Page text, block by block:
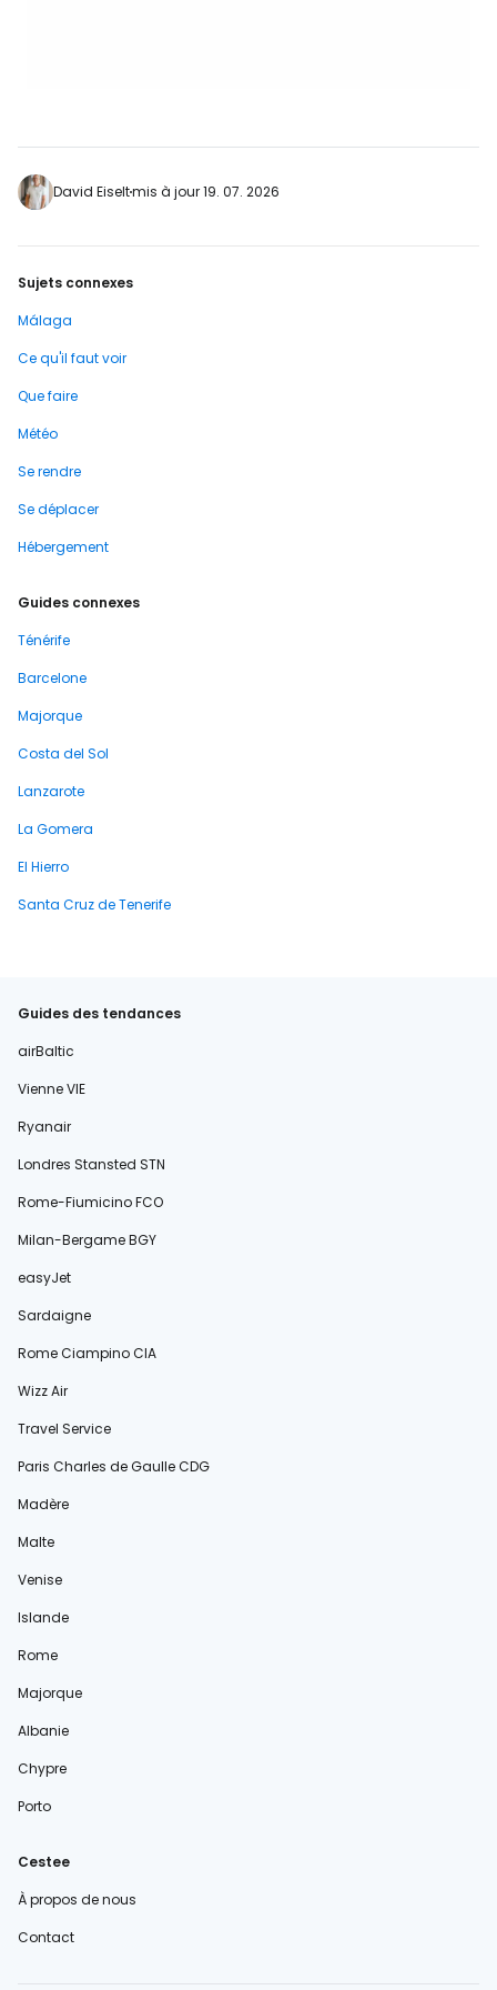
David Eiseltmis à jour 19. 07. 2026
Sujets connexes
Málaga
Ce qu'il faut voir
Que faire
Météo
Se rendre
Se déplacer
Hébergement
Guides connexes
Ténérife
Barcelone
Majorque
Costa del Sol
Lanzarote
La Gomera
El Hierro
Santa Cruz de Tenerife
Guides des tendances
airBaltic
Vienne VIE
Ryanair
Londres Stansted STN
Rome-Fiumicino FCO
Milan-Bergame BGY
easyJet
Sardaigne
Rome Ciampino CIA
Wizz Air
Travel Service
Paris Charles de Gaulle CDG
Madère
Malte
Venise
Islande
Rome
Majorque
Albanie
Chypre
Porto
Cestee
À propos de nous
Contact